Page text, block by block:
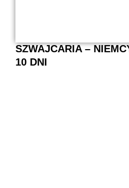
SZWAJCARIA –
10 DNI